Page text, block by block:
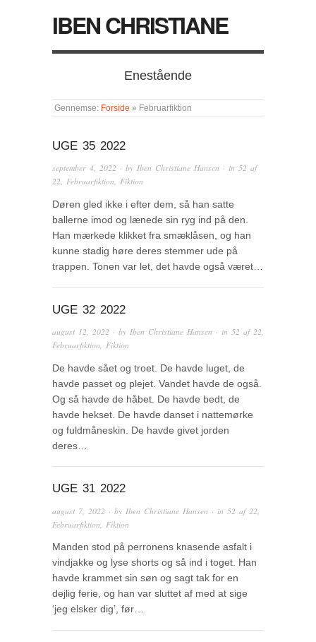
IBEN CHRISTIANE
Enestående
Gennemse: Forside » Februarfiktion
UGE 35 2022
september 4, 2022 · by Iben Christiane Hansen · in 52 af
22, Februarfiktion, Fiktion
Døren gled ikke i efter dem, så han satte
ballerne imod og lænede sin ryg ind på den.
Han mærkede klikket fra smæklåsen, og han
kunne stadig høre deres stemmer ude på
trappen. Tonen var let, det havde også været…
UGE 32 2022
august 12, 2022 · by Iben Christiane Hansen · in 52 af 22
Februarfiktion
Fiktion
De havde sået og troet. De havde luget, de
havde passet og plejet. Vandet havde de også.
Og så havde de håbet. De havde bedt, de
havde hekset. De havde danset i nattemørke
og fuldmåneskin. De havde givet jorden
deres…
UGE 31 2022
august 7, 2022 · by Iben Christiane Hansen · in 52 af 22
Februarfiktion
Fiktion
Manden stod på perronens knasende asfalt i
vindjakke og lyse shorts og så ind i toget. Han
havde krammet sin søn og sagt tak for en
dejlig ferie, og han var sluttet af med at sige
‘jeg elsker dig’, før…